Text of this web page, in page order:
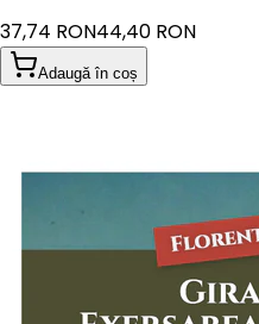
37,74 RON44,40 RON
Adaugă în coș